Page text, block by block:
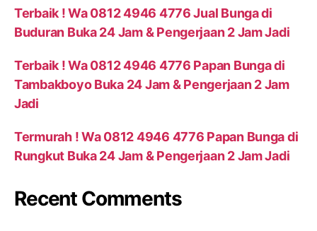
Terbaik ! Wa 0812 4946 4776 Jual Bunga di
Buduran Buka 24 Jam & Pengerjaan 2 Jam Jadi
Terbaik ! Wa 0812 4946 4776 Papan Bunga di
Tambakboyo Buka 24 Jam & Pengerjaan 2 Jam
Jadi
Termurah ! Wa 0812 4946 4776 Papan Bunga di
Rungkut Buka 24 Jam & Pengerjaan 2 Jam Jadi
Recent Comments